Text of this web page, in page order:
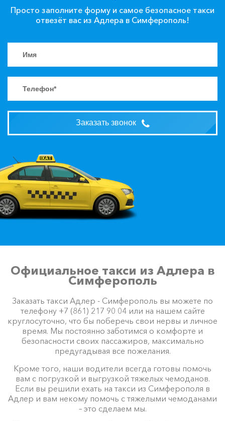
Просто заполните форму и самое безопасное такси
отвезёт вас из Адлера в Симферополь!
Заказать звонок
Официальное такси из Адлера в
Симферополь
Заказать такси Адлер - Симферополь вы можете по
телефону +7 (861) 217 90 04 или на нашем сайте
круглосуточно, что бы поберечь свои нервы и личное
время. Мы постоянно заботимся о комфорте и
безопасности своих пассажиров, максимально
предугадывая все пожелания.
Кроме того, наши водители всегда готовы помочь
вам с погрузкой и выгрузкой тяжелых чемоданов.
Если вы решили ехать на такси из Симферополя в
Адлер и вам некому помочь с тяжелыми чемоданами
– это сделаем мы.